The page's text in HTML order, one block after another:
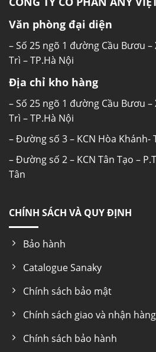
Văn phòng đại diện
– Số 25 ngõ 1 đường Cầu Bươu –
Trì – TP.Hà Nội
Địa chỉ kho hàng
– Số 25 ngõ 1 đường Cầu Bươu –
Trì – TP.Hà Nội
– Đường số 3 – KCN Hòa Khánh-
– Đường số 2 – KCN Tân Tạo –
Tân
CHÍNH SÁCH VÀ QUY ĐỊNH
Bảo hành
Catalogue Sanaky
Chính sách bảo mật
Chính sách giao và nhận hàng
Chính sách bảo hành